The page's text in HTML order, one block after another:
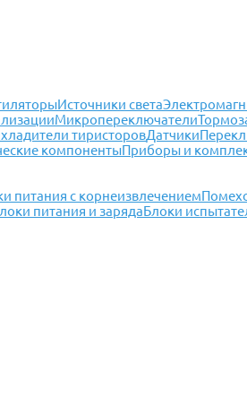
Источники света
Микропереключатели
тиристоровДатчики
компонентыПриборы и
питания с корнеизвлечением
питания и зарядаБлоки